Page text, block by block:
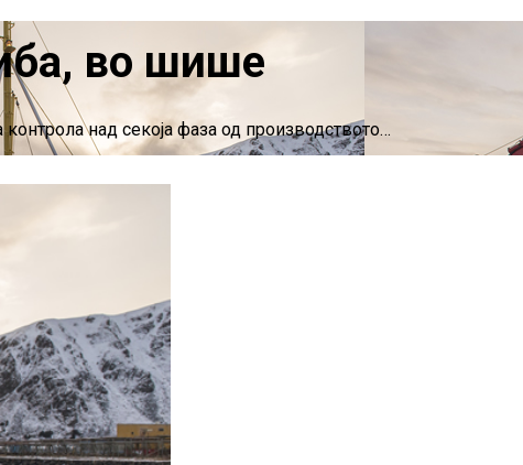
во шише
над секоја фаза од производството…